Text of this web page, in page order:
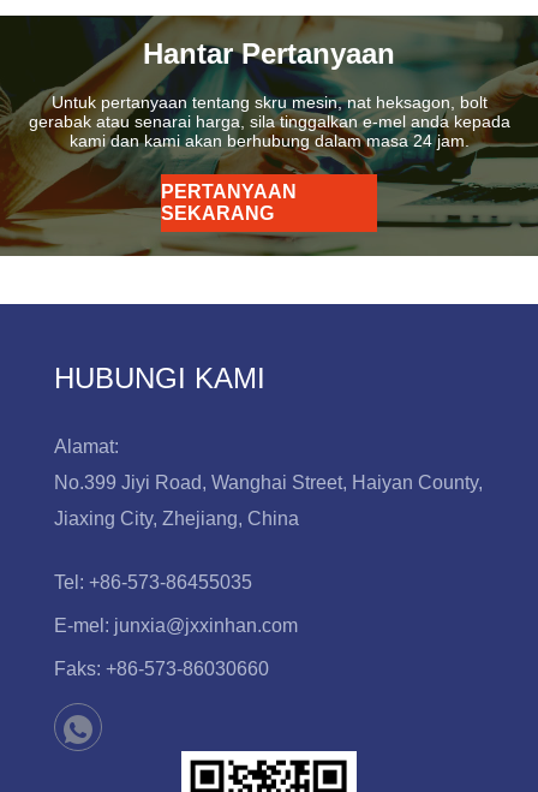
Hantar Pertanyaan
Untuk pertanyaan tentang skru mesin, nat heksagon, bolt
gerabak atau senarai harga, sila tinggalkan e-mel anda kepada
kami dan kami akan berhubung dalam masa 24 jam.
PERTANYAAN
SEKARANG
HUBUNGI KAMI
Alamat:
No.399 Jiyi Road, Wanghai Street, Haiyan County,
Jiaxing City, Zhejiang, China
Tel: +86-573-86455035
E-mel: junxia@jxxinhan.com
Faks: +86-573-86030660